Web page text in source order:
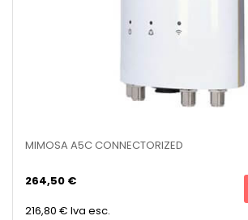
MIMOSA A5C CONNECTORIZED
264,50 €
216,80 € Iva esc.